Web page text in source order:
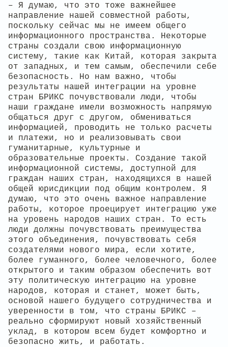
– Я думаю, что это тоже важнейшее
направление нашей совместной работы,
поскольку сейчас мы не имеем общего
информационного пространства. Некоторые
страны создали свою информационную
систему, такие как Китай, которая закрыта
от западных, и тем самым, обеспечили себе
безопасность. Но нам важно, чтобы
результаты нашей интеграции на уровне
стран БРИКС почувствовали люди, чтобы
наши граждане имели возможность напрямую
общаться друг с другом, обмениваться
информацией, проводить не только расчеты
и платежи, но и реализовывать свои
гуманитарные, культурные и
образовательные проекты. Создание такой
информационной системы, доступной для
граждан наших стран, находящихся в нашей
общей юрисдикции под общим контролем. Я
думаю, что это очень важное направление
работы, которое проецирует интеграцию уже
на уровень народов наших стран. То есть
люди должны почувствовать преимущества
этого объединения, почувствовать себя
создателями нового мира, если хотите,
более гуманного, более человечного, более
открытого и таким образом обеспечить вот
эту политическую интеграцию на уровне
народов, которая и станет, может быть,
основой нашего будущего сотрудничества и
уверенности в том, что страны БРИКС –
реально сформируют новый хозяйственный
уклад, в котором всем будет комфортно и
безопасно жить, и работать.